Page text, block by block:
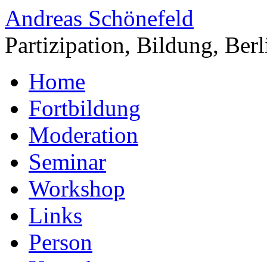
Andreas Schönefeld
Partizipation, Bildung,
Home
Fortbildung
Moderation
Seminar
Workshop
Links
Person